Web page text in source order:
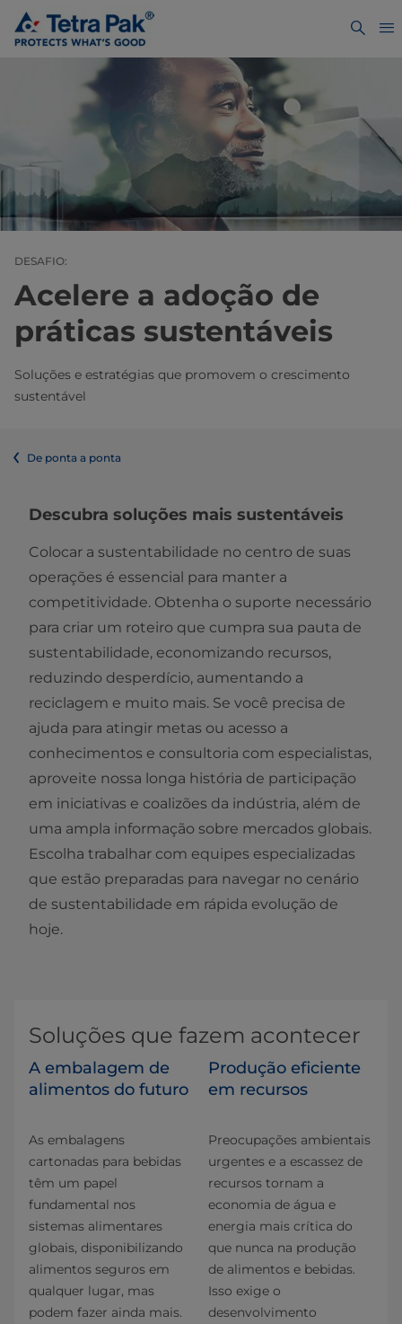
DESAFIO:
Acelere a adoção de
práticas sustentáveis
Soluções e estratégias que promovem o crescimento
sustentável
De ponta a ponta
Descubra soluções mais sustentáveis
Colocar a sustentabilidade no centro de suas
operações é essencial para manter a
competitividade. Obtenha o suporte necessário
para criar um roteiro que cumpra sua pauta de
sustentabilidade, economizando recursos,
reduzindo desperdício, aumentando a
reciclagem e muito mais. Se você precisa de
ajuda para atingir metas ou acesso a
conhecimentos e consultoria com especialistas,
aproveite nossa longa história de participação
em iniciativas e coalizões da indústria, além de
uma ampla informação sobre mercados globais.
Escolha trabalhar com equipes especializadas
que estão preparadas para navegar no cenário
de sustentabilidade em rápida evolução de
hoje.
Soluções que fazem acontecer
A embalagem de
alimentos do futuro
As embalagens
cartonadas para bebidas
têm um papel
fundamental nos
sistemas alimentares
globais, disponibilizando
alimentos seguros em
qualquer lugar, mas
podem fazer ainda mais.
Produção eficiente
em recursos
Preocupações ambientais
urgentes e a escassez de
recursos tornam a
economia de água e
energia mais crítica do
que nunca na produção
de alimentos e bebidas.
Isso exige o
desenvolvimento